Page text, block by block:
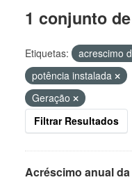
1 conjunto
Etiquetas: acrescimo
potência instalada
Geração
Filtrar Resultados
Acréscimo anual